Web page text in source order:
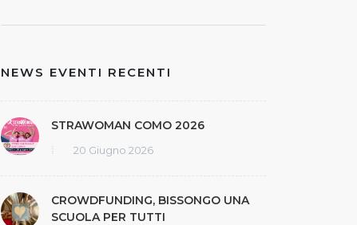
NEWS EVENTI RECENTI
STRAWOMAN COMO 2026
20 Giugno 2026
CROWDFUNDING, BISSONGO UNA
SCUOLA PER TUTTI